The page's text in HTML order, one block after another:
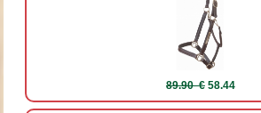
89.90 €58.44